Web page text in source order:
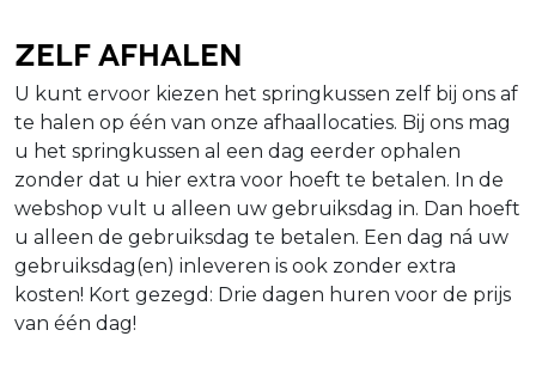
Zelf afhalen
U kunt ervoor kiezen het springkussen zelf bij ons af
te halen op één van onze afhaallocaties. Bij ons mag
u het springkussen al een dag eerder ophalen
zonder dat u hier extra voor hoeft te betalen. In de
webshop vult u alleen uw gebruiksdag in. Dan hoeft
u alleen de gebruiksdag te betalen. Een dag ná uw
gebruiksdag(en) inleveren is ook zonder extra
kosten! Kort gezegd: Drie dagen huren voor de prijs
van één dag!